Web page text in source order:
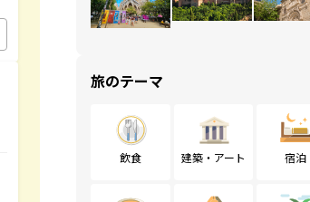
旅のテーマ
飲食 建築・アート 宿泊